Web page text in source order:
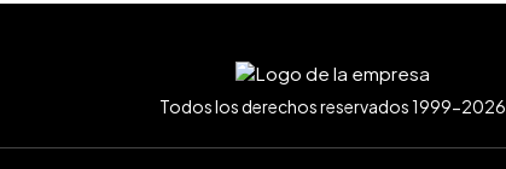
Todos los derechos reservados 1999-2026